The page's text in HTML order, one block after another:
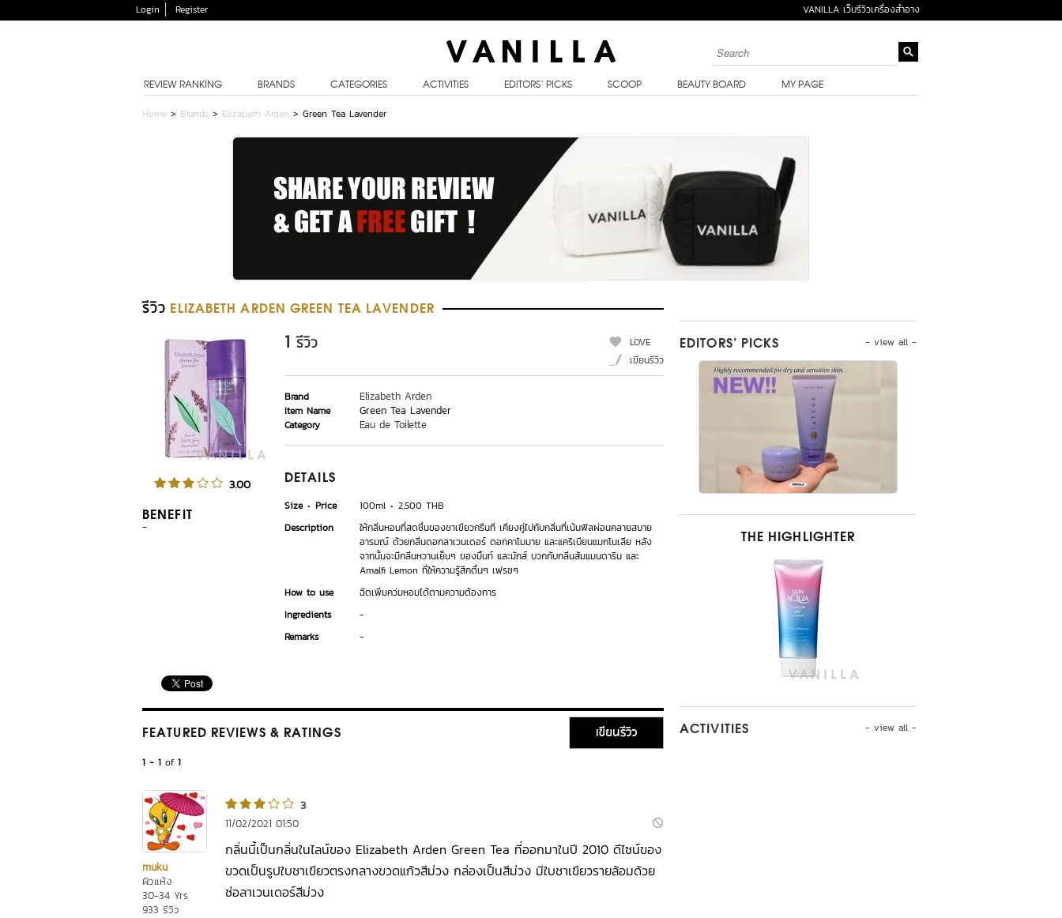
Login Register VANILLA เว็บรีวิวเครื่องสำอาง
REVIEW RANKING BRANDS CATEGORIES ACTIVITIES EDITORS’ PICKS SCOOP BEAUTY BOARD MY PAGE
Home > Brands > Elizabeth Arden > Green Tea Lavender
รีวิว ELIZABETH ARDEN GREEN TEA LAVENDER
3.00
BENEFIT
-
1 รีวิว
LOVE
เขียนรีวิว
Brand Elizabeth Arden
Item Name Green Tea Lavender
Category Eau de Toilette
DETAILS
Size Price 100ml
2,500 THB
Description
ให้กลิ่นหอมที่สดชื่นของชาเขียวกรีนที เคียงคู่ไปกับกลิ่นที่เน้นฟีลผ่อนคลายสบาย
อารมณ์ ด้วยกลิ่นดอกลาเวนเดอร์ ดอกคาโมมาย และแคริเบียนแมกโนเลีย หลัง
จากนั้นจะมีกลิ่นหวานเย็นๆ ของมิ้นท์ และมักส์ บวกกับกลิ่นส้มแมนดาริน และ
Amalfi Lemon ที่ให้ความรู้สึกตื่นๆ เฟรชๆ
How to use
ฉีดเพิ่มคว่มหอมได้ตามความต้องการ
Ingredients
-
Remarks
-
FEATURED REVIEWS & RATINGS เขียนรีวิว
1 - 1 of 1
muku
ผิวแห้ง
30-34 Yrs
933 รีวิว
3
11/02/2021 01:50
กลิ่นนี้เป็นกลิ่นในไลน์ของ Elizabeth Arden Green Tea ที่ออกมาในปี 2010 ดีไซน์ของ
ขวดเป็นรูปใบชาเขียวตรงกลางขวดแก้วสีม่วง กล่องเป็นสีม่วง มีใบชาเขียวรายล้อมด้วย
ช่อลาเวนเดอร์สีม่วง
- view all -
EDITORS’ PICKS
THE HIGHLIGHTER
- view all -
ACTIVITIES